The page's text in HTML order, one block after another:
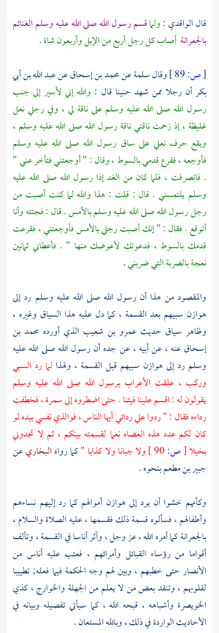
قالالواقدي :ولماقسم رسول الله صلى الله عليه وسلم الغنائم
بالجعرانة أصاب كل رجل أربع من الإبل وأربعون شاة.
[ص: وقالسلمةعنمحمد بن إسحاقعنعبد الله بن أبي
بكرأن رجلا ممن شهد حنينا قال : والله إني لأسير إلى جنب
رسول الله صلى الله عليه وسلم على ناقة لي ، وفي رجلي نعل
غليظة ، إذ زحمت ناقتي ناقة رسول الله صلى الله عليه وسلم ،
ويقع حرف نعلي على ساق رسول الله صلى الله عليه وسلم
فأوجعه ، فقرع قدمي بالسوط ، وقال : " أوجعتني فتأخر عني "
. فانصرفت ، فلما كان من الغد إذا رسول الله صلى الله عليه
وسلم يلتمسني . قال : قلت : هذا والله لما كنت أصبت من
رجل رسول الله صلى الله عليه وسلم بالأمس . قال : فجئته وأنا
أتوقع . فقال : " إنك أصبت رجلي بالأمس فأوجعتني ، فقرعت
قدمك بالسوط ، فدعوتك لأعوضك منها " . فأعطاني ثمانين
نعجة بالضربة التي ضربني.
والمقصود من هذا أن رسول الله صلى الله عليه وسلم رد إلى
هوازن سبيهم بعد القسمة ، كما دل عليه هذا السياق وغيره ،
وظاهر سياق حديثعمرو بن شعيب الذي أورده محمد بن
إسحاقعنه ، عن أبيه ، عن جده أن رسول الله صلى الله عليه
وسلم رد إلىهوازن سبيهم قبل القسمة ، ولهذا لما رد السبي
وركب ، علقت الأعراب برسول الله صلى الله عليه وسلم
يقولون له : اقسم علينا فيئنا . حتى اضطروه إلى سمرة ، فخطفت
رداءه فقال : " ردوا علي ردائي أيها الناس ، فوالذي نفسي بيده لو
كان لكم عدد هذه العضاه نعما لقسمته بينكم ، ثم لا تجدوني
بخيلا[ص: ولا جبانا ولا كذابا "كما رواهالبخاريعن
جبير بن مطعمبنحوه .
وكأنهم خشوا أن يرد إلىهوازن أموالهم كما رد إليهم نساءهم
وأطفالهم ، فسألوه قسمة ذلك فقسمها ، عليه الصلاة والسلام ،
بالجعرانةكما أمره الله ، عز وجل ، وآثر أناسا في القسمة ، وتألف
أقواما من رؤساء القبائل وأمرائهم ، فعتب عليه أناس من
الأنصارحتى خطبهم ، وبين لهم وجه الحكمة فيما فعله; تطييبا
لقلوبهم ، وتنقد بعض من لا يعلم من الجهلة والخوارج ،كذي
الخويصرة وأشباهه ، قبحه الله ، كما سيأتي تفصيله وبيانه في
الأحاديث الواردة في ذلك ، وبالله المستعان .